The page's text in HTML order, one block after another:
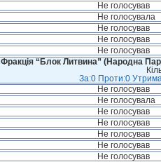
Не голосував
Не голосувала
Не голосував
Не голосував
Не голосував
Фракція “Блок Литвина” (Народна
За:0 Проти:0
Не голосував
Не голосувала
Не голосував
Не голосував
Не голосував
Не голосував
Не голосував